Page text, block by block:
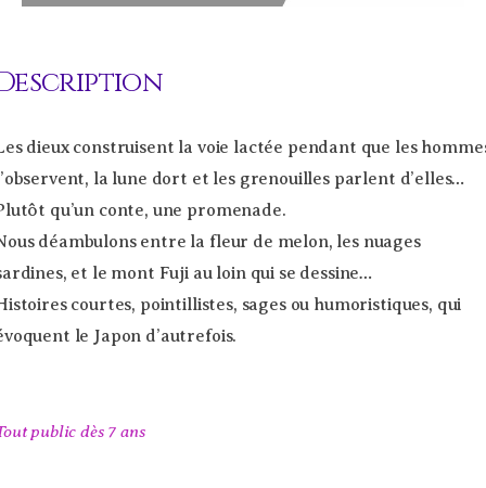
dieux construisent la voie lactée pendant que les
la lune dort et les grenouilles parlent d’elles…
qu’un conte, une promenade.
déambulons entre la fleur de melon, les nuages
et le mont Fuji au loin qui se dessine…
courtes, pointillistes, sages ou humoristiques, qui
le Japon d’autrefois.
public dès 7 ans